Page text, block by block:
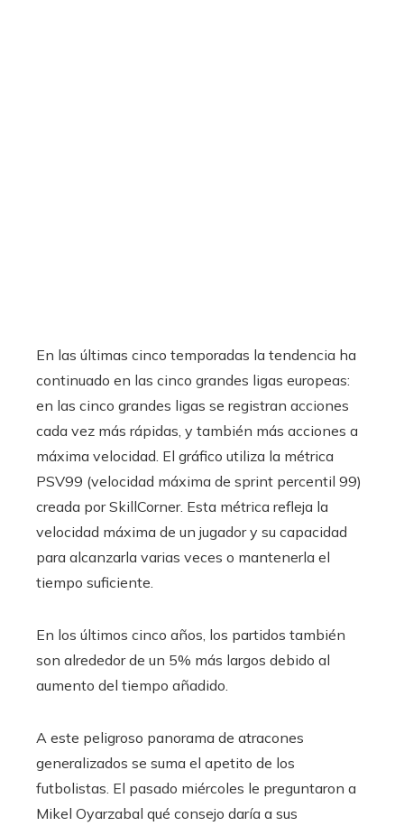
En las últimas cinco temporadas la tendencia ha
continuado en las cinco grandes ligas europeas:
en las cinco grandes ligas se registran acciones
cada vez más rápidas, y también más acciones a
máxima velocidad. El gráfico utiliza la métrica
PSV99 (velocidad máxima de sprint percentil 99)
creada por SkillCorner. Esta métrica refleja la
velocidad máxima de un jugador y su capacidad
para alcanzarla varias veces o mantenerla el
tiempo suficiente.
En los últimos cinco años, los partidos también
son alrededor de un 5% más largos debido al
aumento del tiempo añadido.
A este peligroso panorama de atracones
generalizados se suma el apetito de los
futbolistas. El pasado miércoles le preguntaron a
Mikel Oyarzabal qué consejo daría a sus